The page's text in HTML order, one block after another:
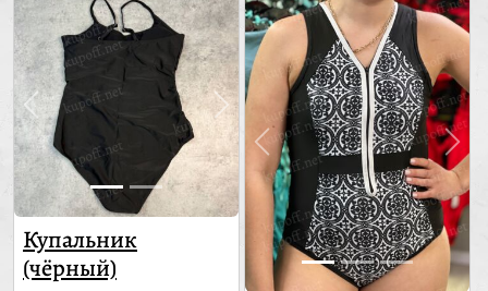
Купальник
(чёрный)